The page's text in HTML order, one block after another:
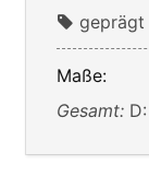
geprägt
Maße:
Gesamt: